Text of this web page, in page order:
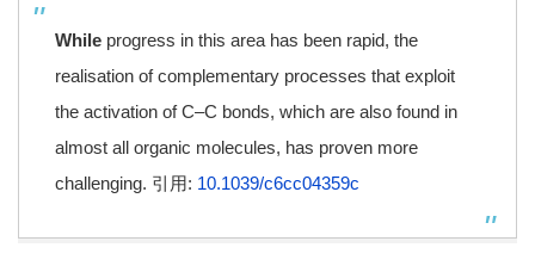
While progress in this area has been rapid, the
realisation of complementary processes that exploit
the activation of C–C bonds, which are also found in
almost all organic molecules, has proven more
challenging. 引用: 10.1039/c6cc04359c